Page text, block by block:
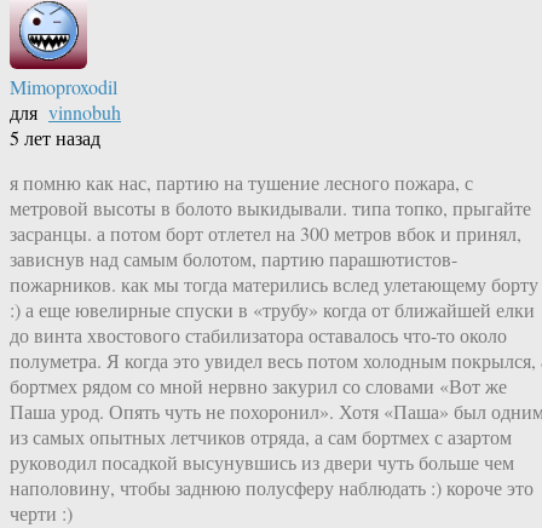
Mimoproxodil
для vinnobuh
5 лет назад
я помню как нас, партию на тушение лесного пожара, с
метровой высоты в болото выкидывали. типа топко, прыгайте
засранцы. а потом борт отлетел на 300 метров вбок и принял,
зависнув над самым болотом, партию парашютистов-
пожарников. как мы тогда матерились вслед улетающему борту
:) а еще ювелирные спуски в «трубу» когда от ближайшей елки
до винта хвостового стабилизатора оставалось что-то около
полуметра. Я когда это увидел весь потом холодным покрылся,
бортмех рядом со мной нервно закурил со словами «Вот же
Паша урод. Опять чуть не похоронил». Хотя «Паша» был
из самых опытных летчиков отряда, а сам бортмех с азартом
руководил посадкой высунувшись из двери чуть больше чем
наполовину, чтобы заднюю полусферу наблюдать :) короче это
черти :)